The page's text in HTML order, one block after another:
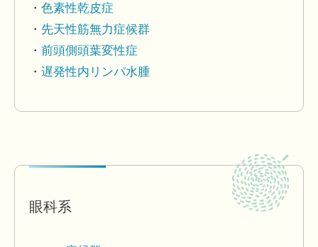
色素性乾皮症
先天性筋無力症候群
前頭側頭葉変性症
遅発性内リンパ水腫
眼科系